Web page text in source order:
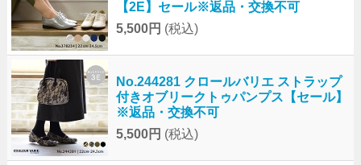
【2E】セール※返品・交換不可
5,500円 (税込)
No.244281 クロールバリエ ストラップ
付きオブリークトゥパンプス【セール】
※返品・交換不可
5,500円 (税込)